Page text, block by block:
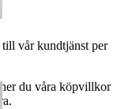
vår kundtjänst per
du våra köpvillkor